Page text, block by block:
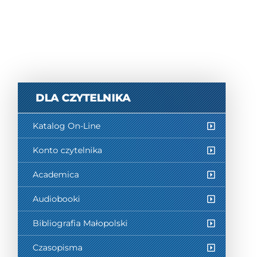
DLA CZYTELNIKA
Katalog On-Line
Konto czytelnika
Academica
Audiobooki
Bibliografia Małopolski
Czasopisma